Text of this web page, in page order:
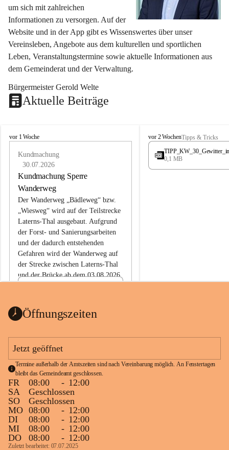
um sich mit zahlreichen
Informationen zu versorgen. Auf der
Website und in der App gibt es Wissenswertes über unser
Vereinsleben, Angebote aus dem kulturellen und sportlichen
Leben, Veranstaltungstermine sowie aktuelle Informationen aus
dem Gemeinderat und der Verwaltung.
Bürgermeister Gerold Welte
Aktuelle Beiträge
L
vor 1 Woche
Kundmachung
30.07.2026
Kundmachung Sperre
Wanderweg
Der Wanderweg „Bädleweg“ bzw.
„Wiesweg“ wird auf der Teilstrecke
Laterns-Thal ausgebaut. Aufgrund
der Forst- und Sanierungsarbeiten
und der dadurch entstehenden
Gefahren wird der Wanderweg auf
der Strecke zwischen Laterns-Thal
und der Brücke ab dem 03.08.2026
ht
1 Seite•0,1 MB
L
a
e
vor 2 WochenTipps & Tricks
0,1 MB
Öffnungszeiten
Jetzt geöffnet
Termine außerhalb der Amtszeiten sind nach Vereinbarung möglich. An Fenstertagen
bleibt das Gemeindeamt geschlossen.
FR 08:00 - 12:00
SA
Geschlossen
SO
Geschlossen
MO 08:00 - 12:00
DI
08:00 - 12:00
MI
08:00 - 12:00
DO
08:00 - 12:00
Zuletzt bearbeitet: 07.07.2025